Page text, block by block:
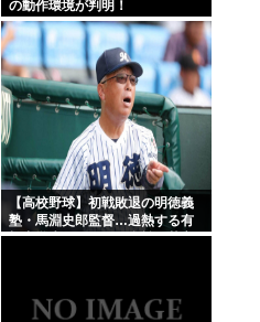
の動作環境が判明！
【高校野球】初戦敗退の明徳義
塾・馬淵史郎監督…過熱する有
望中学生のスカウト合戦に苦言